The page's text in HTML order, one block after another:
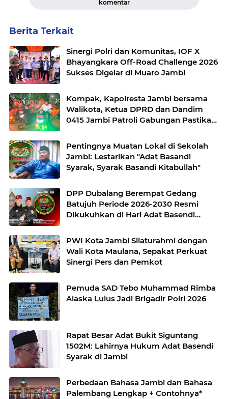
komentar
Berita Terkait
Sinergi Polri dan Komunitas, IOF X
Bhayangkara Off-Road Challenge 2026
Sukses Digelar di Muaro Jambi
Kompak, Kapolresta Jambi bersama
Walikota, Ketua DPRD dan Dandim
0415 Jambi Patroli Gabungan Pastikan
Pentingnya Muatan Lokal di Sekolah
Jambi: Lestarikan "Adat Basandi
Syarak, Syarak Basandi Kitabullah"
DPP Dubalang Berempat Gedang
Batujuh Periode 2026-2030 Resmi
Dikukuhkan di Hari Adat Basendi
PWI Kota Jambi Silaturahmi dengan
Wali Kota Maulana, Sepakat Perkuat
Sinergi Pers dan Pemkot
Pemuda SAD Tebo Muhammad Rimba
Alaska Lulus Jadi Brigadir Polri 2026
Rapat Besar Adat Bukit Siguntang
1502M: Lahirnya Hukum Adat Basendi
Syarak di Jambi
Perbedaan Bahasa Jambi dan Bahasa
Palembang Lengkap + Contohnya*